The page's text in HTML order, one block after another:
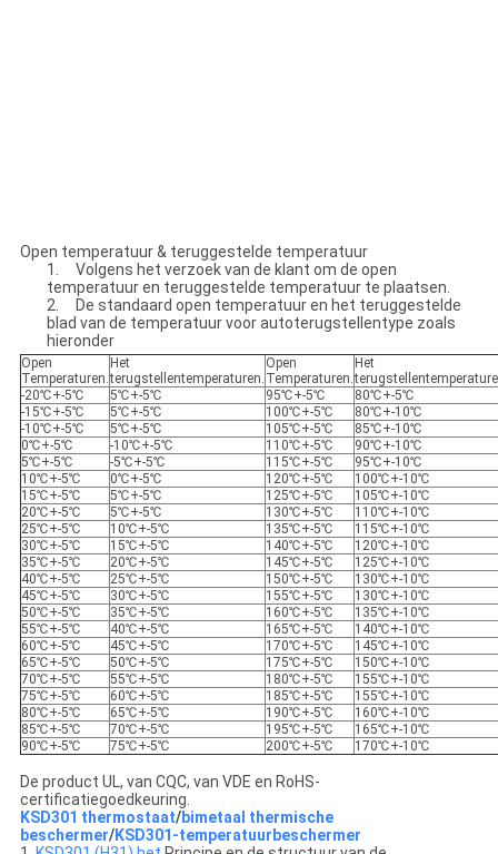
Open temperatuur & teruggestelde temperatuur
1. Volgens het verzoek van de klant om de open
temperatuur en teruggestelde temperatuur te plaatsen.
2. De standaard open temperatuur en het teruggestelde
blad van de temperatuur voor autoterugstellentype zoals
hieronder
Open
Temperaturen.
Het
terugstellentemperaturen.
Open
Temperaturen.
Het
-20℃+-5℃
5℃+-5℃ 95℃+-5℃
80℃+-5℃
-15℃+-5℃
5℃+-5℃ 100℃+-5℃
80℃+-10℃
-10℃+-5℃
5℃+-5℃ 105℃+-5℃
85℃+-10℃
0℃+-5℃
-10℃+-5℃ 110℃+-5℃
90℃+-10℃
5℃+-5℃
-5℃+-5℃ 115℃+-5℃
95℃+-10℃
10℃+-5℃
0℃+-5℃ 120℃+-5℃
100℃+-10℃
15℃+-5℃
5℃+-5℃ 125℃+-5℃
105℃+-10℃
20℃+-5℃
5℃+-5℃ 130℃+-5℃
110℃+-10℃
25℃+-5℃
10℃+-5℃ 135℃+-5℃
115℃+-10℃
30℃+-5℃
15℃+-5℃ 140℃+-5℃
120℃+-10℃
35℃+-5℃
20℃+-5℃ 145℃+-5℃
125℃+-10℃
40℃+-5℃
25℃+-5℃ 150℃+-5℃
130℃+-10℃
45℃+-5℃
30℃+-5℃ 155℃+-5℃
130℃+-10℃
50℃+-5℃
35℃+-5℃ 160℃+-5℃
135℃+-10℃
55℃+-5℃
40℃+-5℃ 165℃+-5℃
140℃+-10℃
60℃+-5℃
45℃+-5℃ 170℃+-5℃
145℃+-10℃
65℃+-5℃
50℃+-5℃ 175℃+-5℃
150℃+-10℃
70℃+-5℃
55℃+-5℃ 180℃+-5℃
155℃+-10℃
75℃+-5℃
60℃+-5℃ 185℃+-5℃
155℃+-10℃
80℃+-5℃
65℃+-5℃ 190℃+-5℃
160℃+-10℃
85℃+-5℃
70℃+-5℃ 195℃+-5℃
165℃+-10℃
90℃+-5℃
75℃+-5℃ 200℃+-5℃ 170℃+-10℃
De product UL, van CQC, van VDE en RoHS-
certificatiegoedkeuring.
KSD301 thermostaat/bimetaal thermische
beschermer/KSD301-temperatuurbeschermer